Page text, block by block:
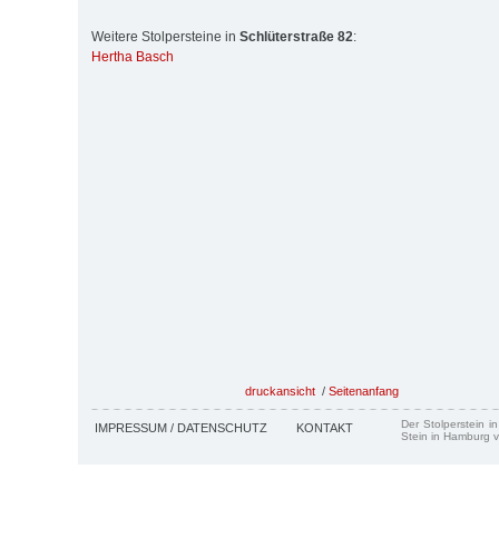
Weitere Stolpersteine in Schlüterstraße 82:
Hertha Basch
druckansicht / Seitenanfang
IMPRESSUM / DATENSCHUTZ KONTAKT
Der Stolperstein
Stein in Hamburg